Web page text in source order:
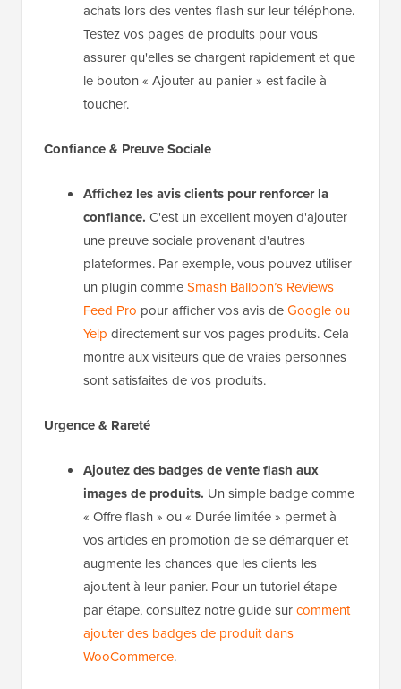
achats lors des ventes flash sur leur téléphone.
Testez vos pages de produits pour vous
assurer qu'elles se chargent rapidement et que
le bouton « Ajouter au panier » est facile à
toucher.
Confiance & Preuve Sociale
Affichez les avis clients pour renforcer la
confiance. C'est un excellent moyen d'ajouter
une preuve sociale provenant d'autres
plateformes. Par exemple, vous pouvez utiliser
un plugin commeSmash Balloon’s Reviews
Feed Pro pour afficher vos avis deGoogle ou
Yelp directement sur vos pages produits. Cela
montre aux visiteurs que de vraies personnes
sont satisfaites de vos produits.
Urgence & Rareté
Ajoutez des badges de vente flash aux
images de produits. Un simple badge comme
« Offre flash » ou « Durée limitée » permet à
vos articles en promotion de se démarquer et
augmente les chances que les clients les
ajoutent à leur panier. Pour un tutoriel étape
par étape, consultez notre guide surcomment
ajouter des badges de produit dans
WooCommerce.